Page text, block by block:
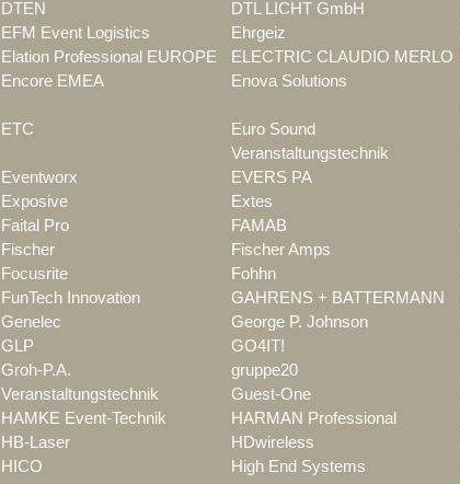
DTEN DTL LICHT GmbH
EFM Event Logistics Ehrgeiz
Elation Professional EUROPE ELECTRIC CLAUDIO MERLO
Encore EMEA Enova Solutions
ETC
Euro Sound
Veranstaltungstechnik
Eventworx EVERS PA
Exposive Extes
Faital Pro FAMAB
Fischer Fischer Amps
Focusrite Fohhn
FunTech Innovation GAHRENS + BATTERMANN
Genelec George P. Johnson
GLP GO4IT!
Groh-P.A.
Veranstaltungstechnik
gruppe20
Guest-One
HAMKE Event-Technik HARMAN Professional
HB-Laser HDwireless
HICO High End Systems